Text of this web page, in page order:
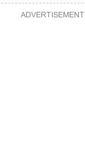
ADVERTISEMENT